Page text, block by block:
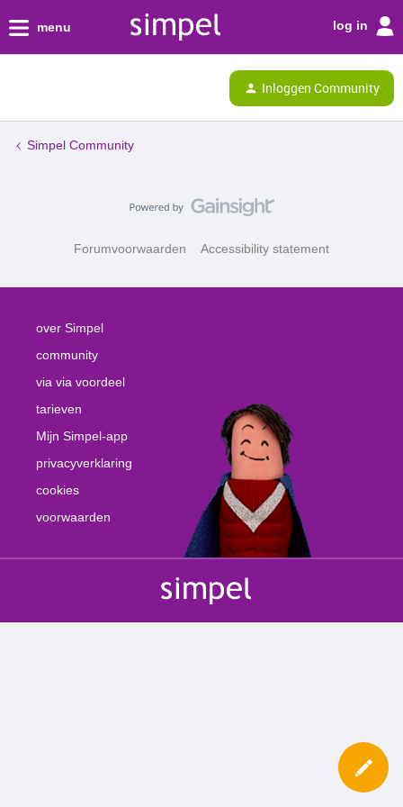
menu log in
Inloggen Community
Simpel Community
Forumvoorwaarden Accessibility statement
over Simpel
community
via via voordeel
tarieven
Mijn Simpel-app
privacyverklaring
cookies
voorwaarden